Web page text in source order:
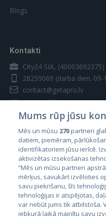
Blogs
Kontakti
City24 SIA, (40003692375)
28259069 (darba dien. 09-
contact@getapro.lv
Valstis
Igaunija
Latvija
Lietuva
Mums rūp jūsu
Mēs un mūsu 270partneri
datiem, piemēram,
identifikatoriem jūsu ierīcē.
aktivizētas izsekošanas
“Mēs un mūsu partneri
mērķus, savukārt izvēloties
savu piekrišanu, šīs
tehnoloģijas ir atspējotas,
var nebūt jums tik atbilstoša.
jebkurā laikā mainītu savu